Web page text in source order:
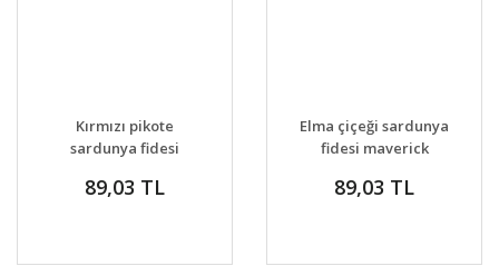
DETAYLAR
VER
Kırmızı pikote
sardunya fidesi
picotee
89,03 TL
DETAYLAR
VER
Elma çiçeği sardunya
fidesi maverick
89,03 TL